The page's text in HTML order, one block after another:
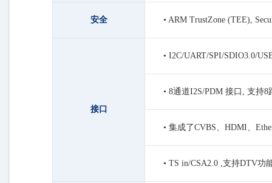
安全 • ARM TrustZone (TEE),
接口
• I2C/UART/SPI/SDIO3.0/
• 8通道I2S/PDM 接口, 支持
• 集成了CVBS、HDMI、
• TS in/CSA2.0 ,支持DTV功